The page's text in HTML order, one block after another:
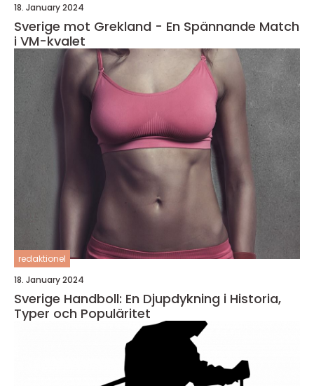
18. January 2024
Sverige mot Grekland - En Spännande Match
i VM-kvalet
redaktionel
18. January 2024
Sverige Handboll: En Djupdykning i Historia,
Typer och Populäritet